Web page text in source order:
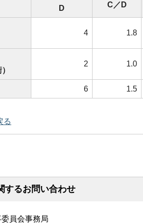
C／D
D
4 1.8
2 1.0
6 1.5
る
するお問い合わせ
員会事務局